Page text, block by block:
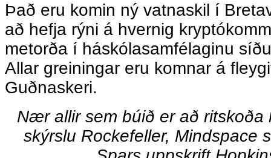
Það eru komin ný vatnaskil í
að hefja rýni á hvernig
metorða í háskólasamfélaginu
Allar greiningar eru komnar á
Guðnaskeri.
Nær allir sem búið er að ritskoða
skýrslu Rockefeller, Mindspace